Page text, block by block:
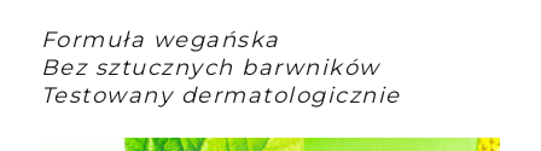
Formuła wegańska
Bez sztucznych barwników
Testowany dermatologicznie